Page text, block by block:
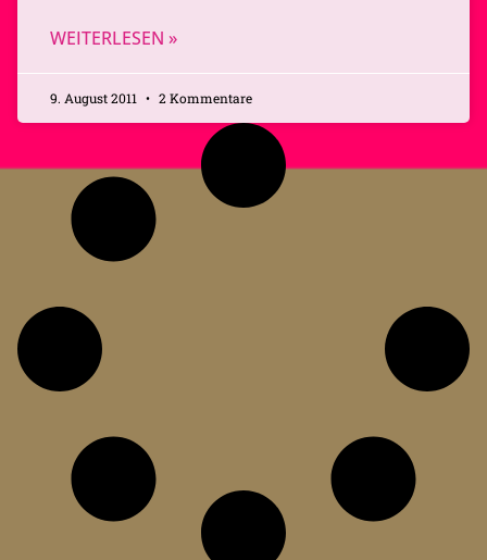
WEITERLESEN »
9. August 2011 2 Kommentare